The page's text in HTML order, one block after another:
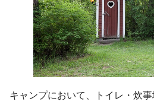
キャンプにおいて、トイレ・炊事